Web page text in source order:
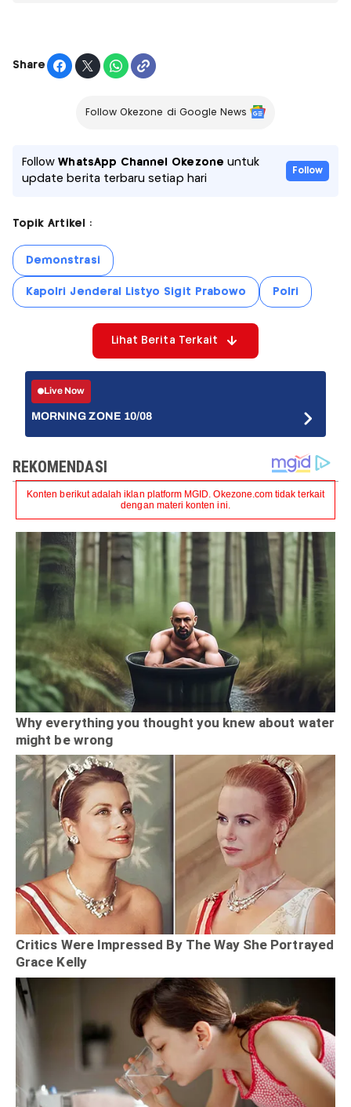
Share
Follow Okezone di Google News
FollowWhatsApp Channel Okezone untuk
update berita terbaru setiap hari
Follow
Topik Artikel :
Demonstrasi
Kapolri Jenderal Listyo Sigit Prabowo Polri
Lihat Berita Terkait
Live Now
MORNING ZONE 10/08